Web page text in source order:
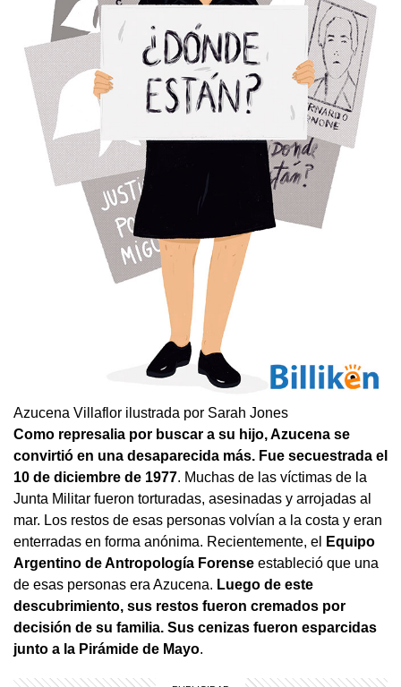
Azucena Villaflor ilustrada por Sarah Jones
Como represalia por buscar a su hijo, Azucena se
convirtió en una desaparecida más. Fue secuestrada el
10 de diciembre de 1977. Muchas de las víctimas de la
Junta Militar fueron torturadas, asesinadas y arrojadas al
mar. Los restos de esas personas volvían a la costa y eran
enterradas en forma anónima. Recientemente, el
Equipo
Argentino de Antropología Forense estableció que una
de esas personas era Azucena. Luego de este
descubrimiento, sus restos fueron cremados por
decisión de su familia. Sus cenizas fueron esparcidas
junto a la Pirámide de Mayo.